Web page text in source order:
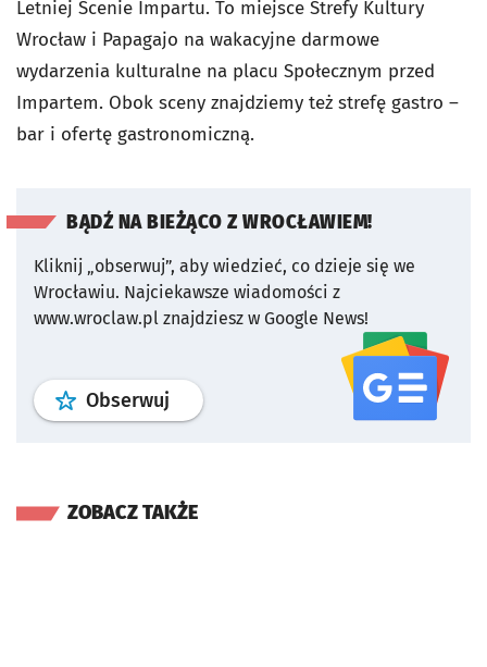
Letniej Scenie Impartu. To miejsce Strefy Kultury
Wrocław i Papagajo na wakacyjne darmowe
wydarzenia kulturalne na placu Społecznym przed
Impartem. Obok sceny znajdziemy też strefę gastro –
bar i ofertę gastronomiczną.
BĄDŹ NA BIEŻĄCO Z WROCŁAWIEM!
Kliknij „obserwuj”, aby wiedzieć, co dzieje się we
Wrocławiu. Najciekawsze wiadomości z
www.wroclaw.pl znajdziesz w Google News!
Obserwuj profil serwisu
ZOBACZ TAKŻE